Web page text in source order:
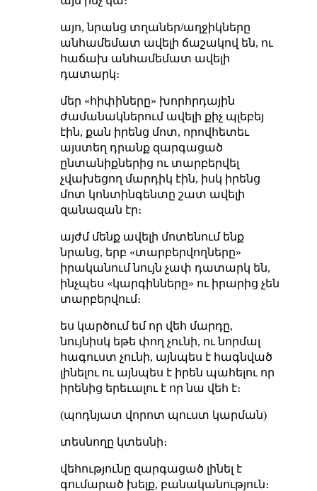
այո, նրանց տղաներ/աղջիկները
անհամեմատ ավելի ճաշակով են, ու
հաճախ անհամեմատ ավելի
դատարկ։
մեր «հիփիները» խորհրդային
ժամանակներում ավելի քիչ պլեբեյ
էին, քան իրենց մոտ, որովհետեւ
այստեղ դրանք զարգացած
ընտանիքներից ու տարբերվել
չվախեցող մարդիկ էին, իսկ իրենց
մոտ կոնտինգենտը շատ ավելի
զանազան էր։
այժմ մենք ավելի մոտենում ենք
նրանց, երբ «տարբերվողները»
իրականում նույն չափ դատարկ են,
ինչպես «կարգինները» ու իրարից չեն
տարբերվում։
ես կարծում եմ որ վեհ մարդը,
նույնիսկ եթե փող չունի, ու նորմալ
հագուստ չունի, այնպես է հագնված
լինելու ու այնպես է իրեն պահելու որ
իրենից երեւալու է որ նա վեհ է։
(պոդնյատ վորոտ պուստ կարման)
տեսնողը կտեսնի։
վեհությունը զարգացած լինել է
գումարած խելք, բանականություն։